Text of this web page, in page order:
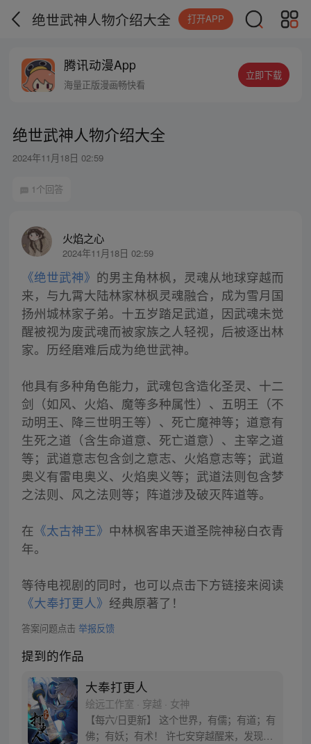
绝世武神人物介绍大全 打开APP
腾讯动漫App
海量正版漫画畅快看
立即下载
绝世武神人物介绍大全
2024年11月18日 02:59
1个回答
火焰之心
2024年11月18日 02:59
《绝世武神》 的男主角林枫，灵魂从地球穿越而
来，与九霄大陆林家林枫灵魂融合，成为雪月国
扬州城林家子弟。十五岁踏足武道，因武魂未觉
醒被视为废武魂而被家族之人轻视，后被逐出林
家。历经磨难后成为绝世武神。
他具有多种角色能力，武魂包含造化圣灵、十二
剑（如风、火焰、魔等多种属性）、五明王（不
动明王、降三世明王等）、死亡魔神等；道意有
生死之道（含生命道意、死亡道意）、主宰之道
等；武道意志包含剑之意志、火焰意志等；武道
奥义有雷电奥义、火焰奥义等；武道法则包含梦
之法则、风之法则等；阵道涉及破灭阵道等。
在 《太古神王》 中林枫客串天道圣院神秘白衣青
年。
等待电视剧的同时，也可以点击下方链接来阅读
《大奉打更人》 经典原著了！
答案问题点击 举报反馈
提到的作品
大奉打更人
绘远工作室 · 穿越 · 女神
【每六/日更新】 这个世界，有儒；有道；有
佛；有妖；有术！ 许七安穿越醒来，发现自